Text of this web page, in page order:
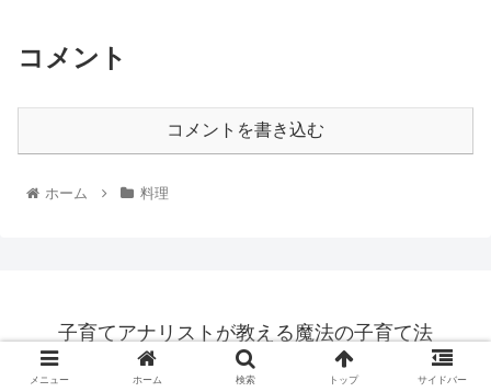
コメント
コメントを書き込む
ホーム 料理
子育てアナリストが教える魔法の子育て法
© 2020 子育てアナリストが教える魔法の子育て法.
メニュー ホーム 検索 トップ サイドバー